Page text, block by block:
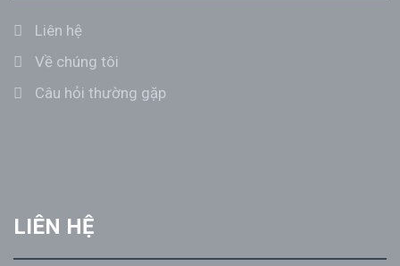
Liên hệ
Về chúng tôi
Câu hỏi thường gặp
LIÊN HỆ